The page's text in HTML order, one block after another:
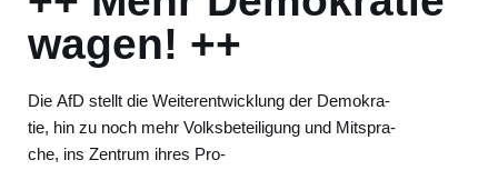
wagen! ++
Die AfD stellt die Wei­ter­ent­wick­lung der Demo­kra­
tie, hin zu noch mehr Volks­be­tei­li­gung und Mit­spra­
che, ins Zen­trum ihres Pro­